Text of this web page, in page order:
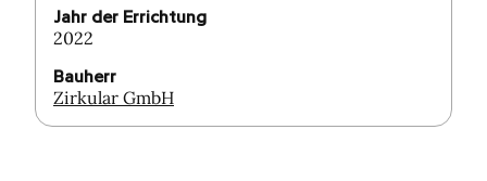
Jahr der Errichtung
2022
Bauherr
Zirkular GmbH